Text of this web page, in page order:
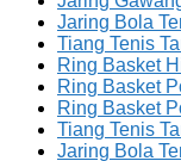
Jaring Bola
Tiang Tenis
Ring Basket
Ring Basket
Ring Basket
Tiang Tenis
Jaring Bola